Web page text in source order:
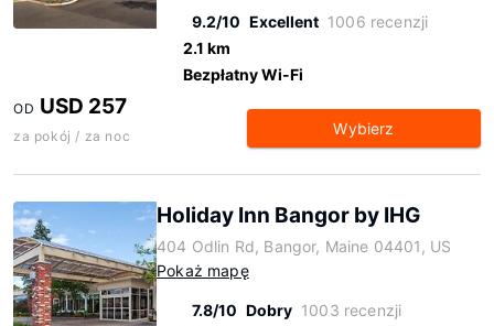
9.2/10 Excellent 1006 recenzji
2.1 km
Bezpłatny Wi-Fi
OD USD 257
za pokój / za noc Wybierz
Holiday Inn Bangor by IHG
404 Odlin Rd, Bangor, Maine 04401, US
Pokaż mapę
7.8/10 Dobry 1003 recenzji